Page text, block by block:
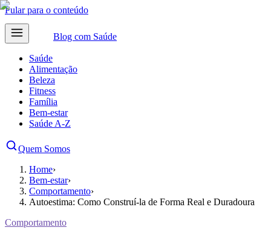
Pular para o conteúdo
Blog com Saúde
Saúde
Alimentação
Beleza
Fitness
Família
Bem-estar
Saúde A-Z
Quem Somos
Home›
Bem-estar›
Comportamento›
Autoestima: Como Construí-la de Forma Real e Duradoura
Comportamento